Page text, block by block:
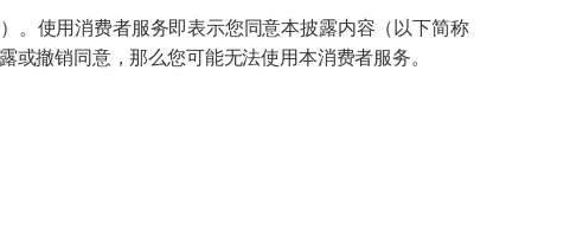
。使用消费者服务即表示您同意本披露内容（以下简称
或撤销同意，那么您可能无法使用本消费者服务。